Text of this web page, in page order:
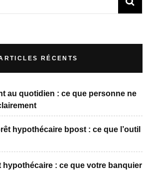
RÉCENTS
au quotidien : ce que personne ne
hypothécaire bpost : ce que l’outil
hypothécaire : ce que votre banquier